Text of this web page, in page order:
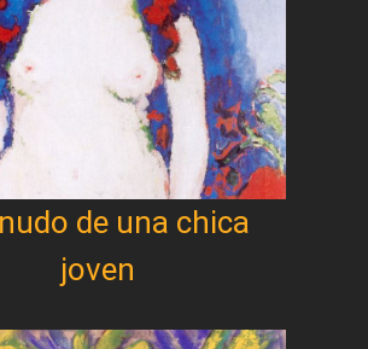
de una chica
joven